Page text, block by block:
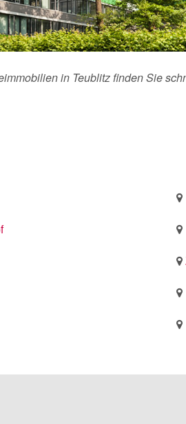
in Teublitz finden Sie